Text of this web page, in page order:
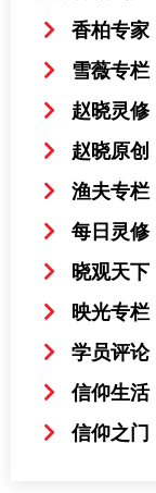
香柏专家
雪薇专栏
赵晓灵修
赵晓原创
渔夫专栏
每日灵修
晓观天下
映光专栏
学员评论
信仰生活
信仰之门